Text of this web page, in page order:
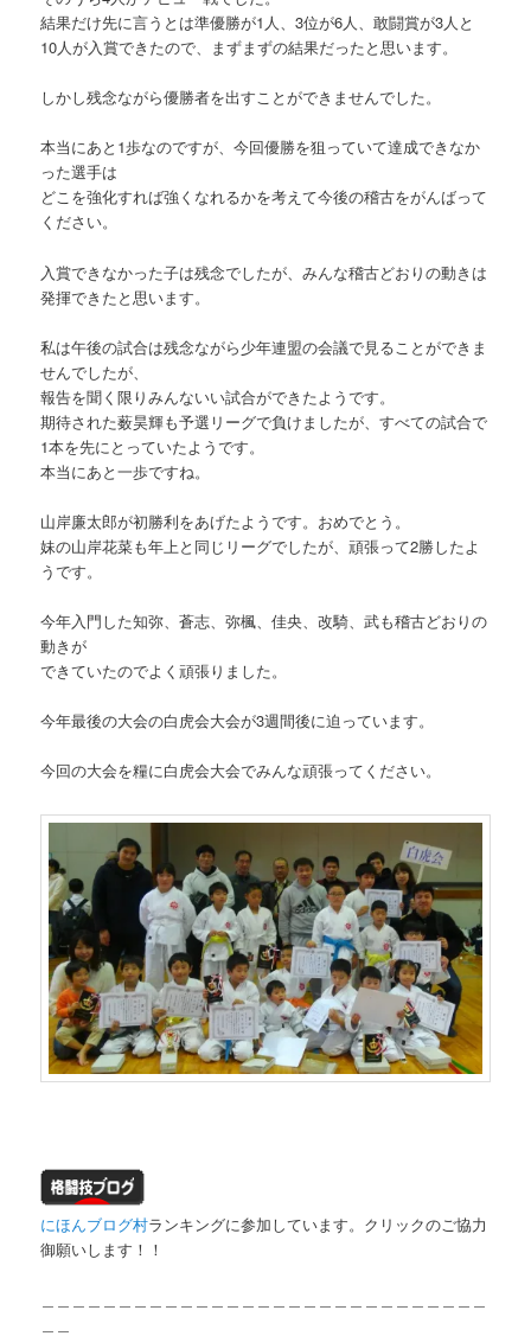
結果だけ先に言うとは準優勝が1人、3位が6人、敢闘賞が3人と
10人が入賞できたので、まずまずの結果だったと思います。
しかし残念ながら優勝者を出すことができませんでした。
本当にあと1歩なのですが、今回優勝を狙っていて達成できなか
った選手は
どこを強化すれば強くなれるかを考えて今後の稽古をがんばって
ください。
入賞できなかった子は残念でしたが、みんな稽古どおりの動きは
発揮できたと思います。
私は午後の試合は残念ながら少年連盟の会議で見ることができま
せんでしたが、
報告を聞く限りみんないい試合ができたようです。
期待された薮昊輝も予選リーグで負けましたが、すべての試合で
1本を先にとっていたようです。
本当にあと一歩ですね。
山岸廉太郎が初勝利をあげたようです。おめでとう。
妹の山岸花菜も年上と同じリーグでしたが、頑張って2勝したよ
うです。
今年入門した知弥、蒼志、弥楓、佳央、改騎、武も稽古どおりの
動きが
できていたのでよく頑張りました。
今年最後の大会の白虎会大会が3週間後に迫っています。
今回の大会を糧に白虎会大会でみんな頑張ってください。
にほんブログ村ランキングに参加しています。クリックのご協力
御願いします！！